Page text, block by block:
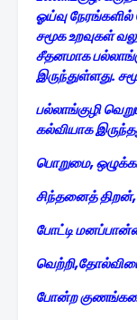
ஓய்வு
சமூக உறவுகள்
சீதனமாக
இருந்துள்ளது.
பல்லாங்குழி
கல்வியாக
பொறுமை,
சிந்தனைத் திறன்,
போட்டி
போன்ற